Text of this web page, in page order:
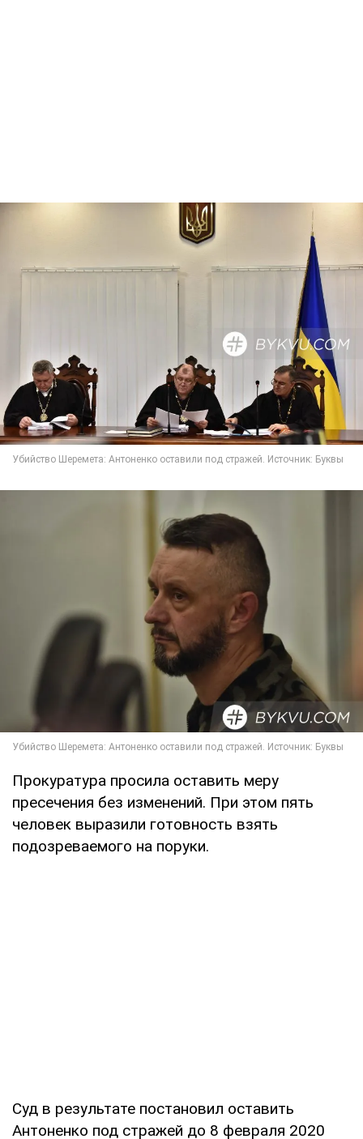
Прокуратура просила оставить меру
пресечения без изменений. При этом пять
человек выразили готовность взять
подозреваемого на поруки.
Суд в результате постановил оставить
Антоненко под стражей до 8 февраля 2020